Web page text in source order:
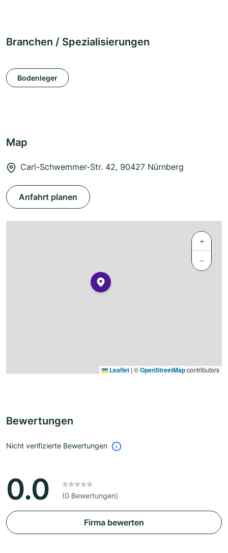
Branchen / Spezialisierungen
Bodenleger
Map
Carl-Schwemmer-Str. 42, 90427 Nürnberg
Anfahrt planen
+
−
Leaflet | ©OpenStreetMapcontributors
Bewertungen
Nicht verifizierte Bewertungen
0.0 (0 Bewertungen)
Firma bewerten